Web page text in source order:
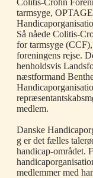
Colitis-Crohn
tarmsyge,
Så nåede Colitis-
for tarmsyge
foreningens rejse.
henholdsvis
næstformand
medlem.
Danske
g er det fælles
handicap-området.
medlemmer med